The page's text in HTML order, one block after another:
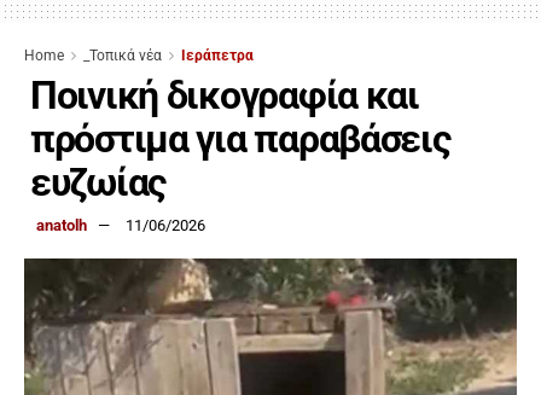
Home _Τοπικά νέα Ιεράπετρα
Ποινική δικογραφία και
πρόστιμα για παραβάσεις
ευζωίας
anatolh 11/06/2026